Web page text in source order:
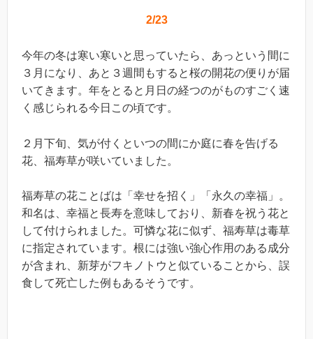
2/23
今年の冬は寒い寒いと思っていたら、あっという間に
３月になり、あと３週間もすると桜の開花の便りが届
いてきます。年をとると月日の経つのがものすごく速
く感じられる今日この頃です。
２月下旬、気が付くといつの間にか庭に春を告げる
花、福寿草が咲いていました。
福寿草の花ことばは「幸せを招く」「永久の幸福」。
和名は、幸福と長寿を意味しており、新春を祝う花と
して付けられました。可憐な花に似ず、福寿草は毒草
に指定されています。根には強い強心作用のある成分
が含まれ、新芽がフキノトウと似ていることから、誤
食して死亡した例もあるそうです。